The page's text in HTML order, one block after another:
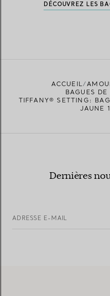
DÉCOUVREZ LES
ACCUEIL
BAGUES
TIFFANY® SETTING:
JAUNE
Dernières
ADRESSE E-MAIL